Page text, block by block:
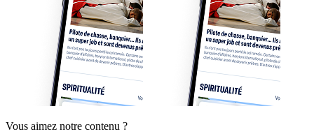
Vous aimez notre contenu ?